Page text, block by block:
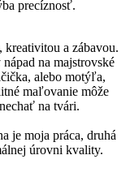
precíznosť.
a zábavou.
na majstrovské
alebo motýľa,
maľovanie môže
na tvári.
je moja práca, druhá
úrovni kvality.